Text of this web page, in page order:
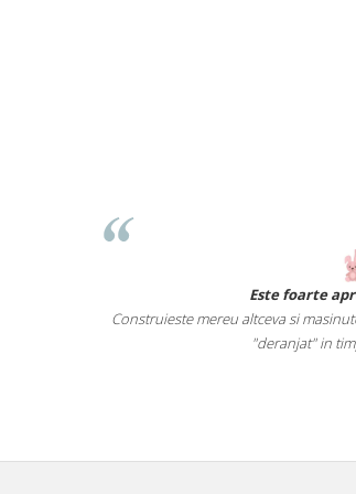
foarte usor. Piesele sunt mari, astfel incat poate fi